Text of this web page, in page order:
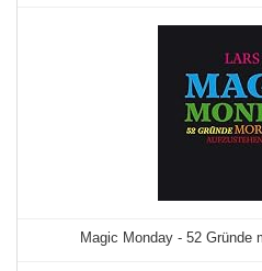
Magic Monday - 52 Gründe